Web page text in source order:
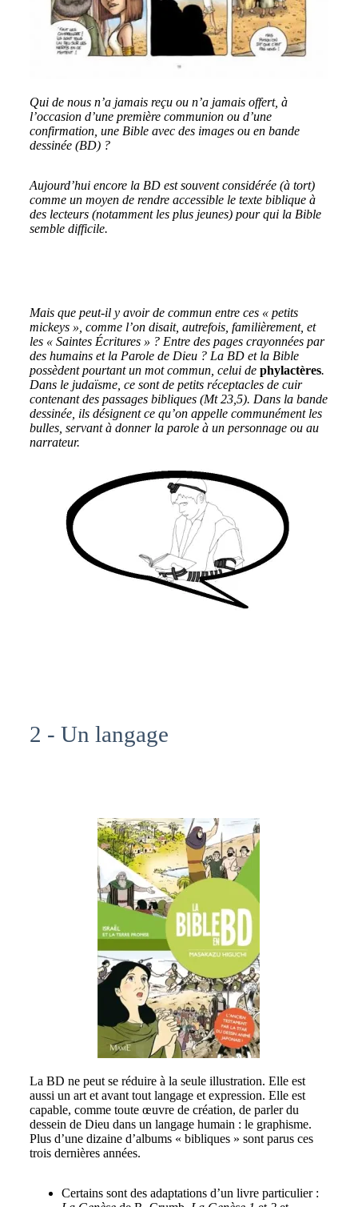
Qui de nous n’a jamais reçu ou n’a jamais offert, à
l’occasion d’une première communion ou d’une
confirmation, une Bible avec des images ou en bande
dessinée (BD) ?
Aujourd’hui encore la BD est souvent considérée (à tort)
comme un moyen de rendre accessible le texte biblique à
des lecteurs (notamment les plus jeunes) pour qui la Bible
semble difficile.
Mais que peut-il y avoir de commun entre ces « petits
mickeys », comme l’on disait, autrefois, familièrement, et
les « Saintes Écritures » ? Entre des pages crayonnées par
des humains et la Parole de Dieu ? La BD et la Bible
possèdent pourtant un mot commun, celui de phylactères.
Dans le judaïsme, ce sont de petits réceptacles de cuir
contenant des passages bibliques (Mt 23,5). Dans la bande
dessinée, ils désignent ce qu’on appelle communément les
bulles, servant à donner la parole à un personnage ou au
narrateur.
2 - Un langage
La BD ne peut se réduire à la seule illustration. Elle est
aussi un art et avant tout langage et expression. Elle est
capable, comme toute œuvre de création, de parler du
dessein de Dieu dans un langage humain : le graphisme.
Plus d’une dizaine d’albums « bibliques » sont parus ces
trois dernières années.
Certains sont des adaptations d’un livre particulier :